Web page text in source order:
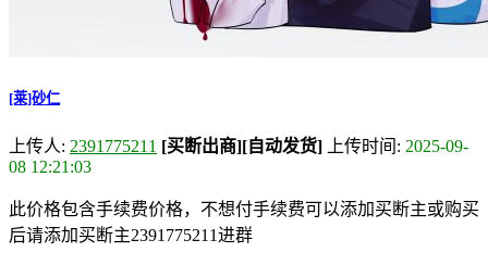
[莱]砂仁
上传人: 2391775211 [买断出商][自动发货] 上传时间: 2025-09-
08 12:21:03
此价格包含手续费价格，不想付手续费可以添加买断主或购买
后请添加买断主2391775211进群